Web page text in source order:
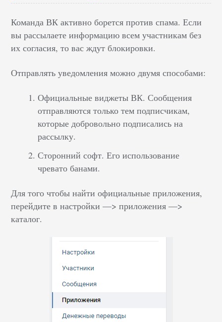
Команда ВК активно борется против спама. Если
вы рассылаете информацию всем участникам без
их согласия, то вас ждут блокировки.
Отправлять уведомления можно двумя способами:
Официальные виджеты ВК. Сообщения
отправляются только тем подписчикам,
которые добровольно подписались на
рассылку.
Сторонний софт. Его использование
чревато банами.
Для того чтобы найти официальные приложения,
перейдите в настройки —> приложения —>
каталог.